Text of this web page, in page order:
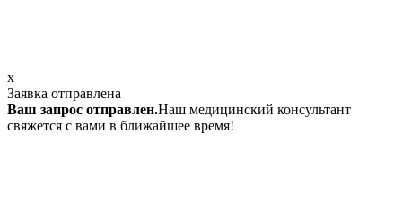
x
Заявка отправлена
Ваш запрос отправлен.Наш медицинский консультант
свяжется с вами в ближайшее время!